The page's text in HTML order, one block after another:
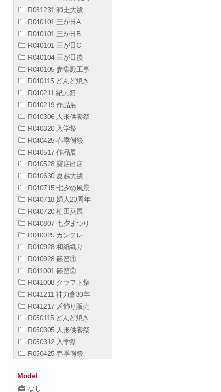
R031231 師走大祓
R040101 三が日A
R040101 三が日B
R040101 三が日C
R040104 三が日後
R040105 参集殿工事
R040115 どんど焼き
R040211 紀元祭
R040219 作品展
R040306 人形供養祭
R040320 入学祭
R040425 春季例祭
R040517 作品展
R040528 露店出店
R040630 夏越大祓
R040715 七夕の風景
R040718 婦人20周年
R040720 植田莫展
R040807 七夕まつり
R040925 カンテレ
R040928 和紙織り
R040928 篠笛①
R041001 篠笛②
R041008 クラフト祭
R041211 神力會30年
R041217 〆飾り販売
R050115 どんど焼き
R050305 人形供養祭
R050312 入学祭
R050425 春季例祭
Model
なし